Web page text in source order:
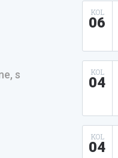
s
KOL
06
KOL
04
KOL
04